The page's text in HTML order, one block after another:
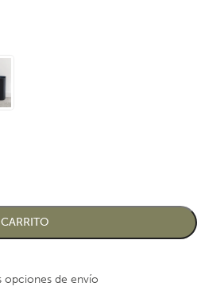
opciones de envío